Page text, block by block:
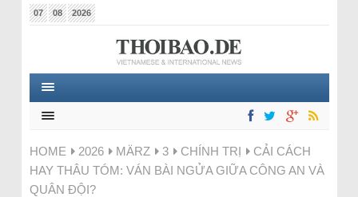
07 08 2026
HOME 2026 MÄRZ 3 CHÍNH TRỊ
CẢI CÁCH
HAY THÂU TÓM: VÁN BÀI NGỬA GIỮA CÔNG AN VÀ
QUÂN ĐỘI?